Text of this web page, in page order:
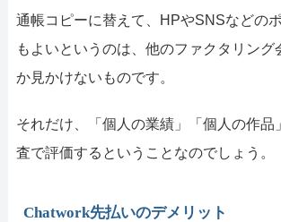
通帳コピーに替えて、HPやSNSなどの
もよいというのは、他のファクタリング
か見かけないものです。
それだけ、「個人の業績」「個人の作品
査で評価するということなのでしょう。
Chatwork先払いのデメリット